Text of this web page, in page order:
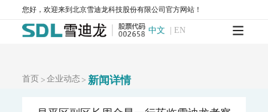
您好，欢迎来到北京雪迪龙科技股份有限公司官方网站！
中文 | EN
WQMS-900-固定式水质自动监测系统
MODEL 9811-高锰酸盐指数水质在线自动监测仪
MODEL 2000-五参数水质在线自动监测仪
首页 > 企业动态> 新闻详情